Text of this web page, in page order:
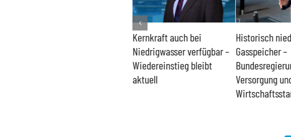
Kernkraft auch bei
Niedrigwasser verfügbar –
Wiedereinstieg bleibt
aktuell
Historisch
Gasspeicher –
Versorgung